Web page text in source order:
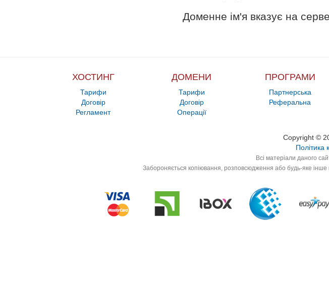
Доменне ім'я вказує на
ХОСТИНГ
Тарифи
Договір
Регламент
ДОМЕНИ
Тарифи
Договір
Операції
ПРОГРАМИ
Партнерська
Реферальна
Copyright ©
Політика
Всі матеріали даного
Забороняється копіювання, розповсюдження або будь-яке інше